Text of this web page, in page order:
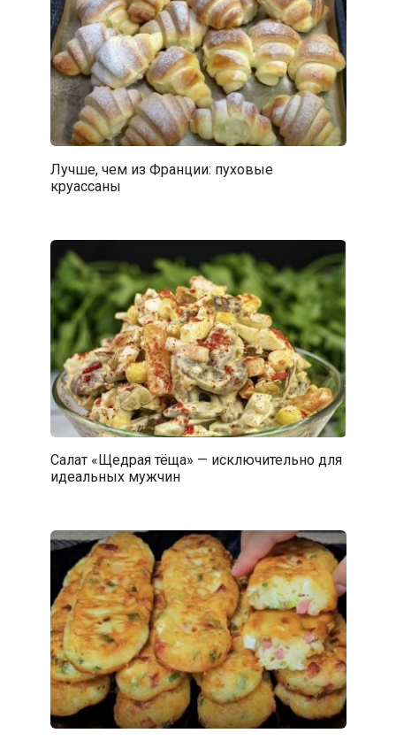
Лучше, чем из Франции: пуховые
круассаны
Салат «Щедрая тёща» — исключительно для
идеальных мужчин